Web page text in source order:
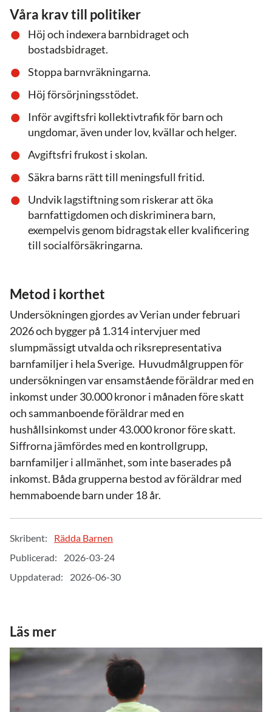
Våra krav till politiker
Höj och indexera barnbidraget och
bostadsbidraget.
Stoppa barnvräkningarna.
Höj försörjningsstödet.
Inför avgiftsfri kollektivtrafik för barn och
ungdomar, även under lov, kvällar och helger.
Avgiftsfri frukost i skolan.
Säkra barns rätt till meningsfull fritid.
Undvik lagstiftning som riskerar att öka
barnfattigdomen och diskriminera barn,
exempelvis genom bidragstak eller kvalificering
till socialförsäkringarna.
Metod i korthet
Undersökningen gjordes av Verian under februari
2026 och bygger på 1.314 intervjuer med
slumpmässigt utvalda och riksrepresentativa
barnfamiljer i hela Sverige. Huvudmålgruppen för
undersökningen var ensamstående föräldrar med en
inkomst under 30.000 kronor i månaden före skatt
och sammanboende föräldrar med en
hushållsinkomst under 43.000 kronor före skatt.
Siffrorna jämfördes med en kontrollgrupp,
barnfamiljer i allmänhet, som inte baserades på
inkomst. Båda grupperna bestod av föräldrar med
hemmaboende barn under 18 år.
Skribent:
Rädda Barnen
Publicerad:
2026-03-24
Uppdaterad:
2026-06-30
Läs mer